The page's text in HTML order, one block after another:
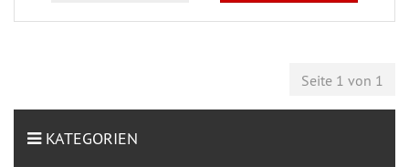
Seite 1 von 1
KATEGORIEN